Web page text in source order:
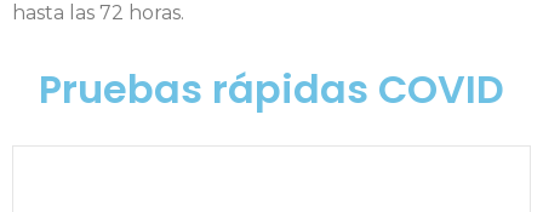
hasta las 72 horas.
Pruebas rápidas COVID